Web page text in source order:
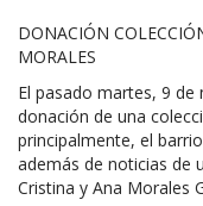
DONACIÓN
MORALES
El pasado martes, 9
donación de una
principalmente, el
además de noticias de
Cristina y Ana Morales